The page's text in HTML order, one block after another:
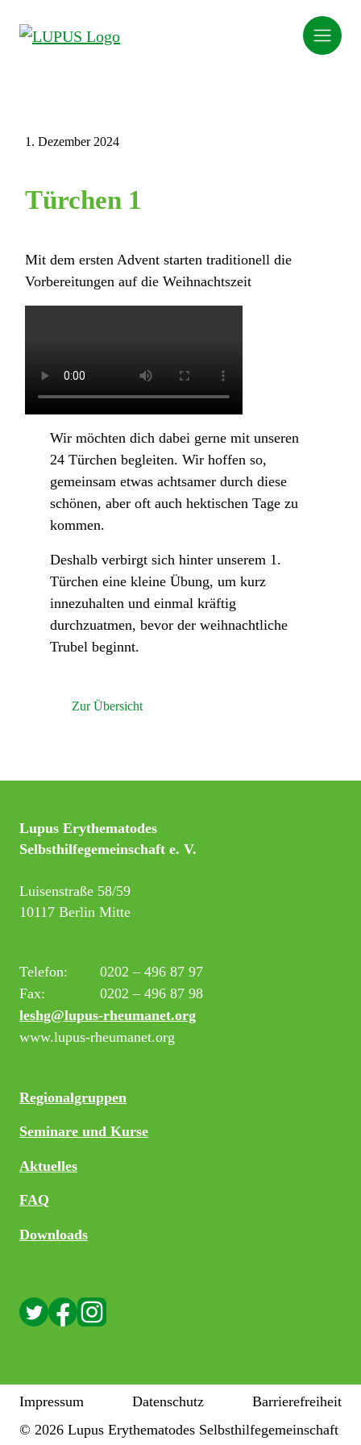
1. Dezember 2024
Türchen 1
Mit dem ersten Advent starten traditionell die
Vorbereitungen auf die Weihnachtszeit
Wir möchten dich dabei gerne mit unseren
24 Türchen begleiten. Wir hoffen so,
gemeinsam etwas achtsamer durch diese
schönen, aber oft auch hektischen Tage zu
kommen.
Deshalb verbirgt sich hinter unserem 1.
Türchen eine kleine Übung, um kurz
innezuhalten und einmal kräftig
durchzuatmen, bevor der weihnachtliche
Trubel beginnt.
Zur Übersicht
Lupus Erythematodes
Selbsthilfegemeinschaft e. V.
Luisenstraße 58/59
10117 Berlin Mitte
Telefon:
0202 – 496 87 97
Fax:
0202 – 496 87 98
leshg@lupus-rheumanet.org
www.lupus-rheumanet.org
Regionalgruppen
Seminare und Kurse
Aktuelles
FAQ
Downloads
Impressum Datenschutz
Barrierefreiheit
© 2026 Lupus Erythematodes Selbsthilfegemeinschaft